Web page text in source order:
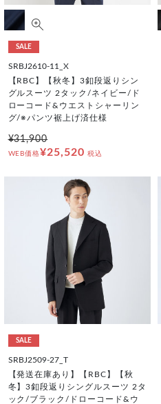
SALE
SRBJ2610-11_X
【RBC】【秋冬】3釦段返りシン
グルスーツ 2タック/ネイビー/ド
ローコード&ウエストシャーリン
グ/※パンツ裾上げ済仕様
¥31,900
WEB価格¥25,520 税込
SALE
SRBJ2509-27_T
【発送在庫あり】【RBC】【秋
冬】3釦段返りシングルスーツ 2タ
ック/ブラック/ドローコード&ウ